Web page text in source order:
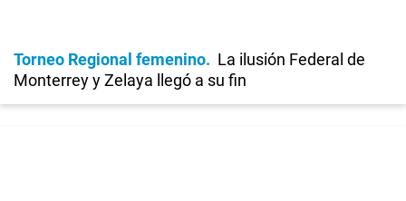
Torneo Regional femenino
La ilusión Federal de
Monterrey y Zelaya llegó a su fin